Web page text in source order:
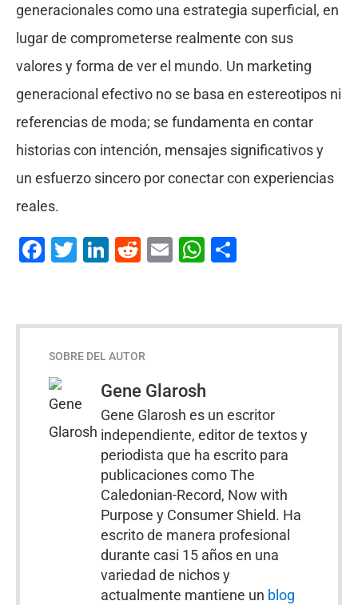
generacionales como una estrategia superficial, en
lugar de comprometerse realmente con sus
valores y forma de ver el mundo. Un marketing
generacional efectivo no se basa en estereotipos ni
referencias de moda; se fundamenta en contar
historias con intención, mensajes significativos y
un esfuerzo sincero por conectar con experiencias
reales.
Facebook
Twitter
LinkedIn
Reddit
EmailWhatsApp
Compartir
SOBRE DEL AUTOR
Gene Glarosh
Gene Glarosh es un escritor
independiente, editor de textos y
periodista que ha escrito para
publicaciones como The
Caledonian-Record, Now with
Purpose y Consumer Shield. Ha
escrito de manera profesional
durante casi 15 años en una
variedad de nichos y
actualmente mantiene un blog